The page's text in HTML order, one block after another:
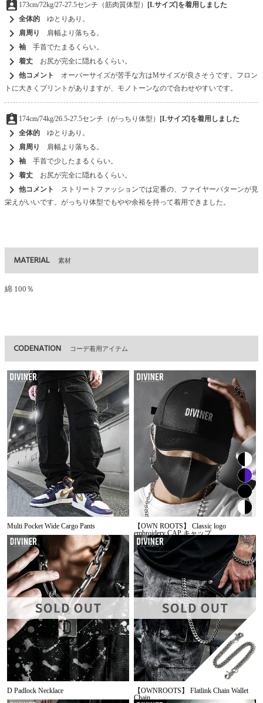
assignment_ind 173cm/72kg/27-27.5センチ（筋肉質体型） [Lサイズ]を着用しました
chevron_right 全体的 ゆとりあり。
chevron_right 肩周り 肩幅より落ちる。
chevron_right 袖 手首でたまるくらい。
chevron_right 着丈 お尻が完全に隠れるくらい。
chevron_right 他コメント オーバーサイズが苦手な方はMサイズが良さそうです。フロン
トに大きくプリントがありますが、モノトーンなので合わせやすいです。
assignment_ind 174cm/74kg/26.5-27.5センチ（がっちり体型） [Lサイズ]を着用しました
chevron_right 全体的 ゆとりあり。
chevron_right 肩周り 肩幅より落ちる。
chevron_right 袖 手首で少したまるくらい。
chevron_right 着丈 お尻が完全に隠れるくらい。
chevron_right 他コメント
ストリートファッションでは定番の、ファイヤーパターンが見
栄えがいいです。がっちり体型でもやや余裕を持って着用できました。
MATERIAL 素材
綿 100％
CODENATION コーデ着用アイテム
Multi Pocket Wide Cargo Pants
【OWN ROOTS】 Classic logo
embroidery CAP キャップ
D Padlock Necklace
【OWNROOTS】 Flatlink Chain Wallet
Chain